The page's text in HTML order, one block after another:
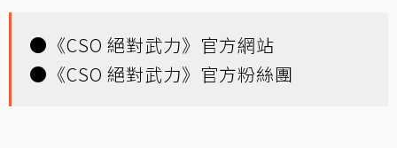
● 《CSO 絕對武力》官方網站
● 《CSO 絕對武力》官方粉絲團